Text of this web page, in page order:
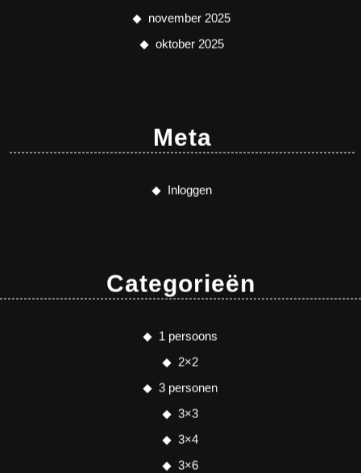
november 2025
oktober 2025
Meta
Inloggen
Categorieën
1 persoons
2×2
3 personen
3×3
3×4
3×6